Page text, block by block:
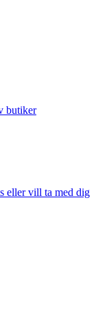
butiker
eller vill ta med dig